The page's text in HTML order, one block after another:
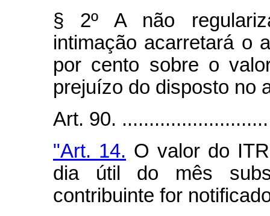
§ 2º A não
intimação acarretará o
por cento sobre o
prejuízo do disposto no
Art. 90.
"Art. 14. O valor do
dia útil do mês
contribuinte for